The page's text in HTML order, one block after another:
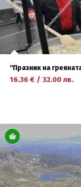
''Празник на
16.36 € / 32.00 лв.
научете повече